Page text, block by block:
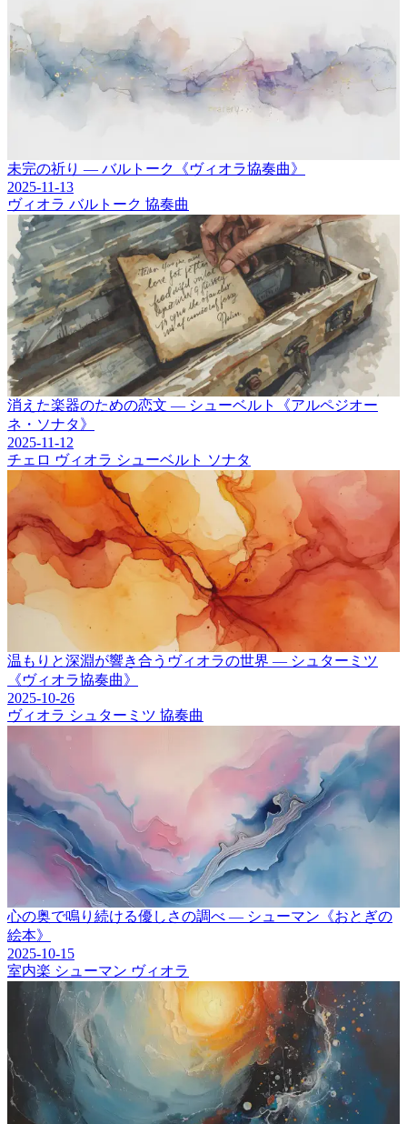
未完の祈り ― バルトーク《ヴィオラ協奏曲》
2025-11-13
ヴィオラ バルトーク 協奏曲
消えた楽器のための恋文 ― シューベルト《アルペジオー
ネ・ソナタ》
2025-11-12
チェロ ヴィオラ シューベルト ソナタ
温もりと深淵が響き合うヴィオラの世界 ― シュターミツ
《ヴィオラ協奏曲》
2025-10-26
ヴィオラ シュターミツ 協奏曲
心の奥で鳴り続ける優しさの調べ ― シューマン《おとぎの
絵本》
2025-10-15
室内楽 シューマン ヴィオラ